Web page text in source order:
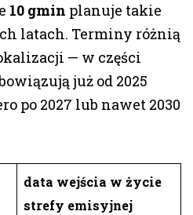
10 gmin planuje takie
latach. Terminy różnią
— w części
już od 2025
po 2027 lub nawet 2030
data wejścia w życie
strefy emisyjnej